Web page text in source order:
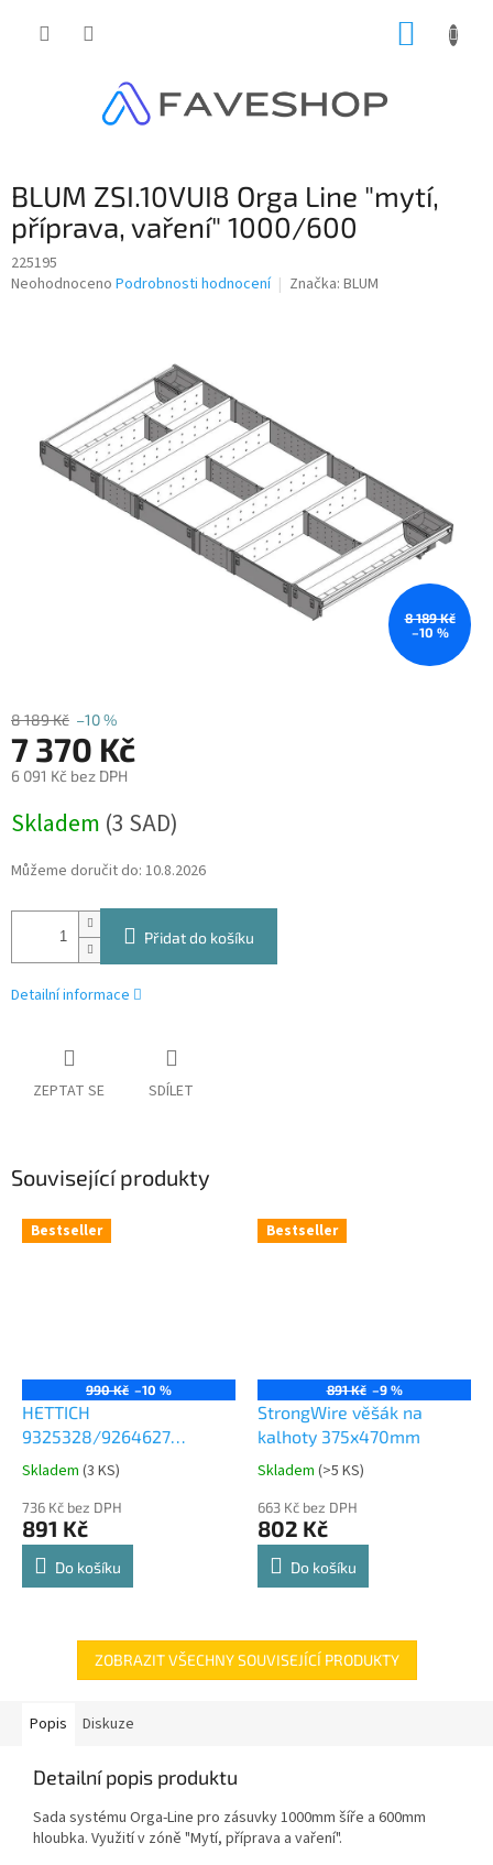
BLUM ZSI.10VUI8 Orga Line "mytí,
příprava, vaření" 1000/600
225195
Průměrné
hvězdiček.
Neohodnoceno Podrobnosti hodnocení Značka: BLUM
8 189 Kč
–10 %
8 189 Kč –10 %
7 370 Kč
6 091 Kč bez DPH
cena:
Skladem (3 SAD)
Můžeme doručit do: 10.8.2026
Přidat do košíku
Detailní informace
ZEPTAT SE SDÍLET
Související produkty
Bestseller
990 Kč –10 %
HETTICH
9325328/9264627
Comfort Spin 360° otočná
police 8kg
Průměrné
produktu
je
4,8
Skladem (3 KS)
736 Kč bez DPH
891 Kč
Do košíku
Bestseller
891 Kč –9 %
StrongWire věšák na
kalhoty 375x470mm
Průměrné
produktu
je
4,8
Skladem (>5 KS)
663 Kč bez DPH
802 Kč
Do košíku
ZOBRAZIT VŠECHNY SOUVISEJÍCÍ PRODUKTY
Popis Diskuze
Detailní popis produktu
Sada systému Orga-Line pro zásuvky 1000mm šíře a 600mm
hloubka. Využití v zóně "Mytí, příprava a vaření".